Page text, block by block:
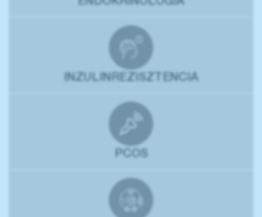
ENDOKRINOLÓGIA
INZULINREZISZTENCIA
PCOS